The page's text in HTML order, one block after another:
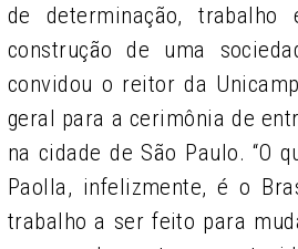
de determinação, trabalho
construção de uma
convidou o reitor da
geral para a cerimônia de
na cidade de São Paulo. “O
Paolla, infelizmente, é o
trabalho a ser feito para